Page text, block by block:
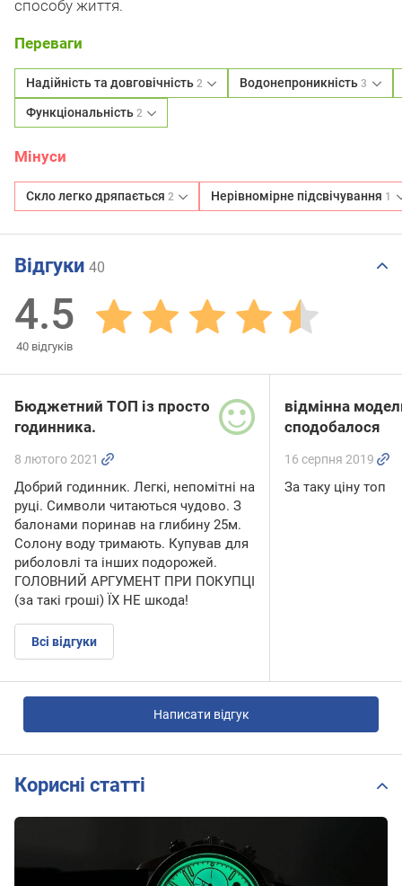
способу життя.
Переваги
Надійність та довговічність 2 Водонепроникність3
Функціональність 2
Мінуси
Скло легко дряпається 2 Нерівномірне підсвічування 1
Відгуки 40
4.5
40 відгуків
Бюджетний ТОП із просто
годинника.
8 лютого 2021
Добрий годинник. Легкі, непомітні на
руці. Символи читаються чудово. З
балонами поринав на глибину 25м.
Солону воду тримають. Купував для
риболовлі та інших подорожей.
ГОЛОВНИЙ АРГУМЕНТ ПРИ ПОКУПЦІ
(за такі гроші) ЇХ НЕ шкода!
Всі відгуки
відмінна
сподобалося
16 серпня 2019
За таку ціну топ
Написати відгук
Корисні статті